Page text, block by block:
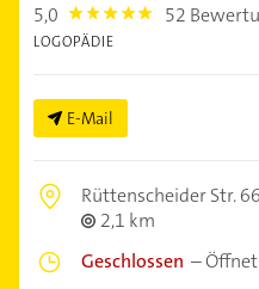
5,0 5.0 52
LOGOPÄDIE
E-Mail
Rüttenscheider Str.
2,1 km
Geschlossen –